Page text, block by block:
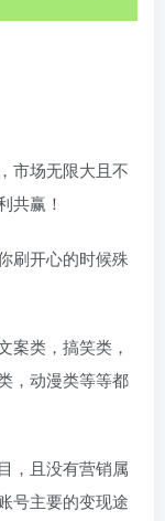
市场无限大且不
共赢！
刷开心的时候殊
案类，搞笑类，
，动漫类等等都
，且没有营销属
号主要的变现途